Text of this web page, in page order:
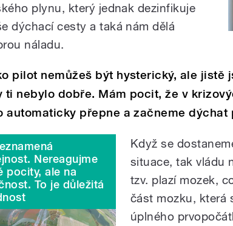
plynu, který jednak dezinfikuje
dýchací cesty a taká nám dělá
náladu.
pilot nemůžeš být hysterický, ale jistě
ti nebylo dobře. Mám pocit, že v
automaticky přepne a začneme dýchat
Nereagujme
pocity, ale na
To je důležitá
Když se
situace, tak vládu
tzv. plazí mozek,
část mozku, která
úplného